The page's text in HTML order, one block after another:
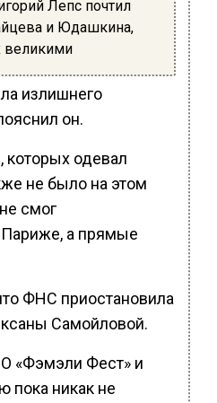
Лепс почтил
и Юдашкина,
великими
излишнего
он.
которых одевал
не было на этом
смог
Париже, а прямые
ФНС приостановила
Самойловой.
«Фэмэли Фест» и
пока никак не